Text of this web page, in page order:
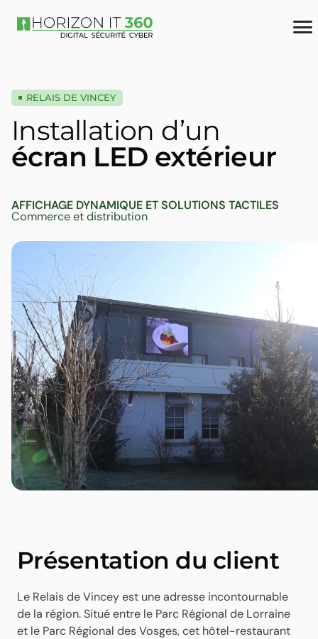
RELAIS DE VINCEY
Installation d’un
écran LED extérieur
AFFICHAGE DYNAMIQUE ET SOLUTIONS TACTILES
Commerce et distribution
Présentation du client
Le Relais de Vincey est une adresse incontournable
de la région. Situé entre le Parc Régional de Lorraine
et le Parc Régional des Vosges, cet hôtel-restaurant